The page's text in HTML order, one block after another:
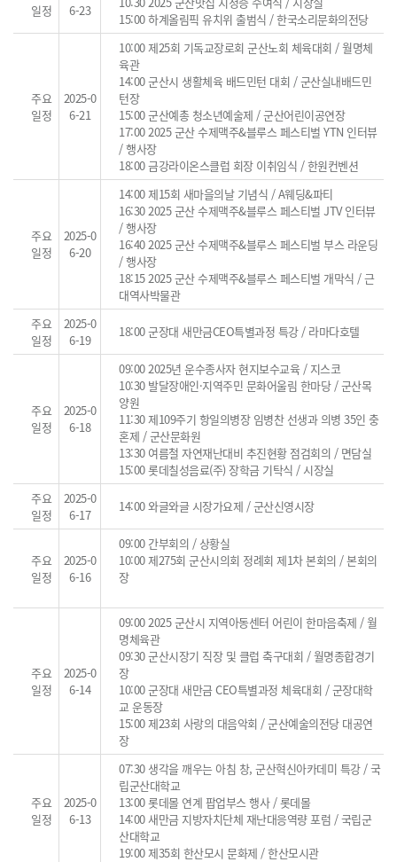
일정
6-23
15:00 하계올림픽 유치위 출범식 / 한국소리문화의전당
주요
일정
2025-0
6-21
10:00 제25회 기독교장로회 군산노회 체육대회 / 월명체
육관
14:00 군산시 생활체육 배드민턴 대회 / 군산실내배드민
턴장
15:00 군산예총 청소년예술제 / 군산어린이공연장
17:00 2025 군산 수제맥주&블루스 페스티벌 YTN 인터뷰
/ 행사장
18:00 금강라이온스클럽 회장 이취임식 / 한원컨벤션
주요
일정
2025-0
6-20
14:00 제15회 새마을의날 기념식 / A웨딩&파티
16:30 2025 군산 수제맥주&블루스 페스티벌 JTV 인터뷰
/ 행사장
16:40 2025 군산 수제맥주&블루스 페스티벌 부스 라운딩
/ 행사장
18:15 2025 군산 수제맥주&블루스 페스티벌 개막식 / 근
대역사박물관
주요
일정
2025-0
6-19
18:00 군장대 새만금CEO특별과정 특강 / 라마다호텔
주요
일정
2025-0
6-18
09:00 2025년 운수종사자 현지보수교육 / 지스코
10:30 발달장애인·지역주민 문화어울림 한마당 / 군산목
양원
11:30 제109주기 항일의병장 임병찬 선생과 의병 35인 충
혼제 / 군산문화원
13:30 여름철 자연재난대비 추진현황 점검회의 / 면담실
15:00 롯데칠성음료(주) 장학금 기탁식 / 시장실
주요
일정
2025-0
6-17
14:00 와글와글 시장가요제 / 군산신영시장
주요
일정
2025-0
6-16
09:00 간부회의 / 상황실
10:00 제275회 군산시의회 정례회 제1차 본회의 / 본회의
장
주요
일정
2025-0
6-14
09:00 2025 군산시 지역아동센터 어린이 한마음축제 / 월
명체육관
09:30 군산시장기 직장 및 클럽 축구대회 / 월명종합경기
장
10:00 군장대 새만금 CEO특별과정 체육대회 / 군장대학
교 운동장
15:00 제23회 사랑의 대음악회 / 군산예술의전당 대공연
장
주요
일정
2025-0
6-13
07:30 생각을 깨우는 아침 창, 군산혁신아카데미 특강 / 국
립군산대학교
13:00 롯데몰 연계 팝업부스 행사 / 롯데몰
14:00 새만금 지방자치단체 재난대응역량 포럼 / 국립군
산대학교
19:00 제35회 한산모시 문화제 / 한산모시관